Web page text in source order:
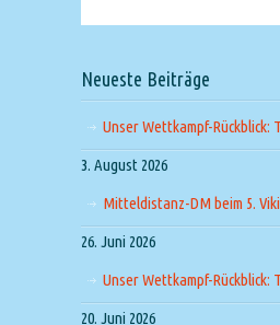
Neueste Beiträge
Unser Wettkampf-Rückblick:
3. August 2026
Mitteldistanz-DM beim 5.
26. Juni 2026
Unser Wettkampf-Rückblick:
20. Juni 2026